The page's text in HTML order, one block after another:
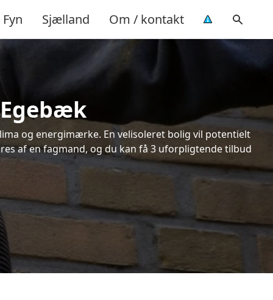
Fyn Sjælland Om / kontakt
og energimærke. En velisoleret bolig vil potentielt
af en fagmand, og du kan få 3 uforpligtende tilbud